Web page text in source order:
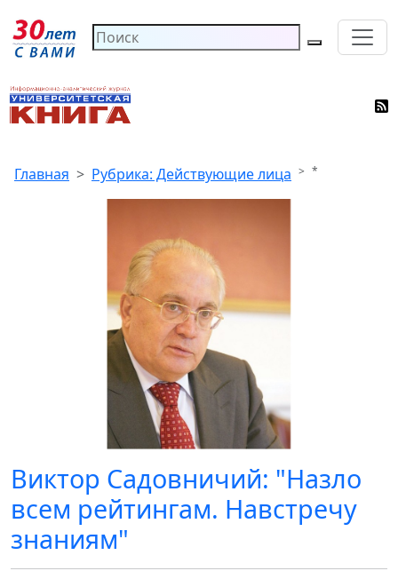
Главная Рубрика: Действующие лица *
Виктор Садовничий: "Назло
всем рейтингам. Навстречу
знаниям"